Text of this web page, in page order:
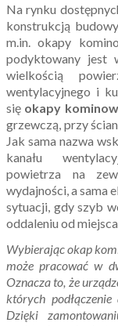
Na rynku
konstrukcją
m.in. okapy
podyktowany jest
wielkością
wentylacyjnego i
się okapy
grzewczą, przy
Jak sama nazwa
kanału
powietrza na
wydajności, a sama
sytuacji, gdy szyb
oddaleniu od
Wybierając okap
może pracować w
Oznacza to, że
których
Dzięki